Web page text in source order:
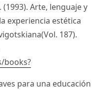
(1993). Arte, lenguaje y
experiencia estética
187).
books?
para una educación